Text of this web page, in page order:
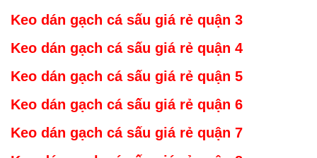
Keo dán gạch cá sấu giá rẻ quận 3
Keo dán gạch cá sấu giá rẻ quận 4
Keo dán gạch cá sấu giá rẻ quận 5
Keo dán gạch cá sấu giá rẻ quận 6
Keo dán gạch cá sấu giá rẻ quận 7